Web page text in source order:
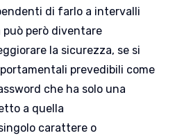
di farlo a intervalli
può però diventare
la sicurezza, se si
prevedibili come
che ha solo una
a quella
carattere o